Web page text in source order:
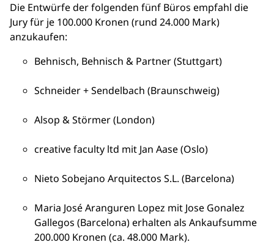
Die Entwürfe der folgenden fünf Büros empfahl die
Jury für je 100.000 Kronen (rund 24.000 Mark)
anzukaufen:
Behnisch, Behnisch & Partner (Stuttgart)
Schneider + Sendelbach (Braunschweig)
Alsop & Störmer (London)
creative faculty ltd mit Jan Aase (Oslo)
Nieto Sobejano Arquitectos S.L. (Barcelona)
Maria José Aranguren Lopez mit Jose Gonalez
Gallegos (Barcelona) erhalten als Ankaufsumme
200.000 Kronen (ca. 48.000 Mark).